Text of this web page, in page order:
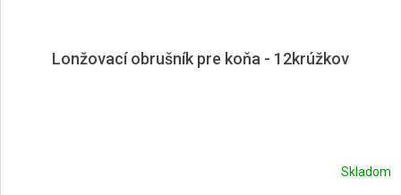
Lonžovací obrušník pre koňa - 12krúžkov
Skladom